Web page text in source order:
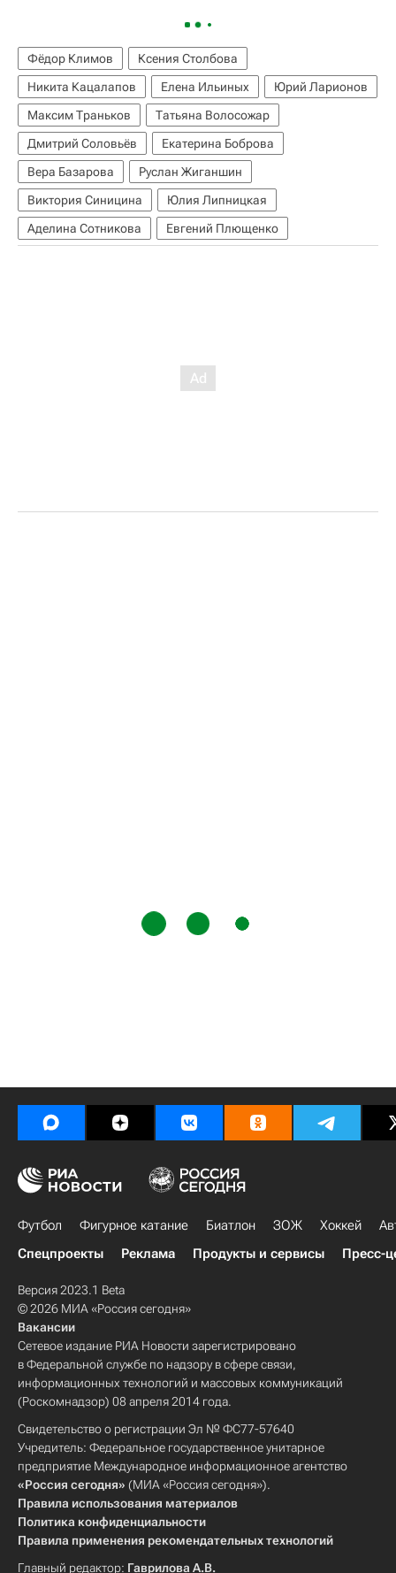
Фёдор Климов
Ксения Столбова
Никита Кацалапов
Елена Ильиных
Юрий Ларионов
Максим Траньков
Татьяна Волосожар
Дмитрий Соловьёв
Екатерина Боброва
Вера Базарова
Руслан Жиганшин
Виктория Синицина
Юлия Липницкая
Аделина Сотникова
Евгений Плющенко
Футбол Фигурное катание Биатлон ЗОЖ Хоккей
Спецпроекты
Реклама Продукты и сервисы Пресс-
Версия 2023.1 Beta
© 2026 МИА «Россия сегодня»
Вакансии
Сетевое издание РИА Новости зарегистрировано
в Федеральной службе по надзору в сфере связи,
информационных технологий и массовых коммуникаций
(Роскомнадзор) 08 апреля 2014 года.
Свидетельство о регистрации Эл № ФС77-57640
Учредитель: Федеральное государственное унитарное
предприятие Международное информационное агентство
«Россия сегодня» (МИА «Россия сегодня»).
Правила использования материалов
Политика конфиденциальности
Правила применения рекомендательных технологий
Главный редактор: Гаврилова А.В.